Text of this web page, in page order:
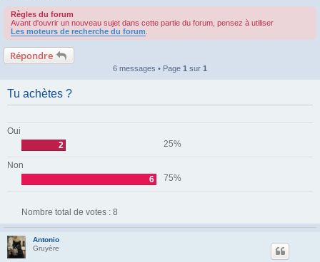
Règles du forum
Avant d'ouvrir un nouveau sujet dans cette partie du forum, pensez à utiliser
Les moteurs de recherche du forum
Répondre
6 messages • Page 1 sur 1
Tu achètes ?
Oui
2
25%
Non
6
75%
Nombre total de votes : 8
Antonio
Gruyère